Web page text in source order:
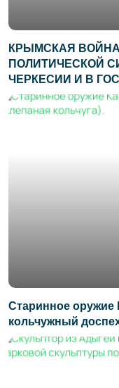
КРЫМСКАЯ ВОЙНА
ПОЛИТИЧЕСКОЙ
ЧЕРКЕСИИ И В
Старинное оружие
кольчужный